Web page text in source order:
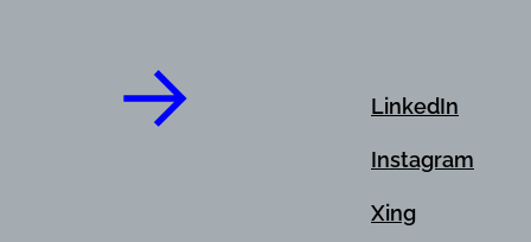
LinkedIn
Instagram
Xing